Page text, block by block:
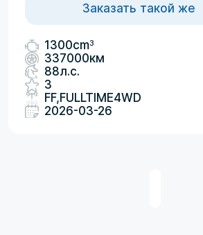
Заказать такой же
1300cm3
337000км
88л.с.
3
FF,FULLTIME4WD
2026-03-26